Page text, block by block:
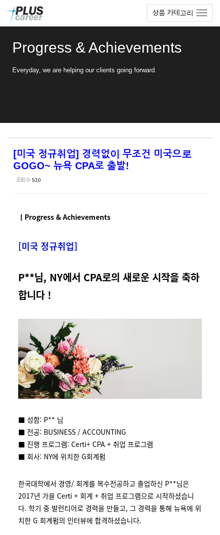
상품 카테고리
Progress & Achievements
Everyday, we are helping our clients going forward.
[미국 정규취업] 경력없이 무조건 미국으로
GOGO~ 뉴욕 CPA로 출발!
조회 수 510
ㅣProgress & Achievements
[미국 정규취업]
P**님, NY에서 CPA로의 새로운 시작을 축하
합니다 !
■ 성함: P** 님
■ 전공: BUSINESS / ACCOUNTING
■ 진행 프로그램: Certi+ CPA + 취업 프로그램
■ 회사: NY에 위치한 G회계펌
한국대학에서 경영/ 회계를 복수전공하고 졸업하신 P**님은
2017년 가을 Certi + 회계 + 취업 프로그램으로 시작하셨습니
다. 학기 중 발런티어로 경력을 만들고, 그 경력을 통해 뉴욕에 위
치한 G 회계펌의 인터뷰에 합격하셨습니다.